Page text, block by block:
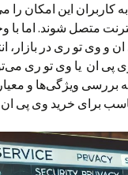
کاربران این امکان را
متصل شوند. اما با
ان و وی تو ری در بازار،
پی ان یا وی تو ری
به بررسی ویژگی‌ها و
برای خرید وی پی